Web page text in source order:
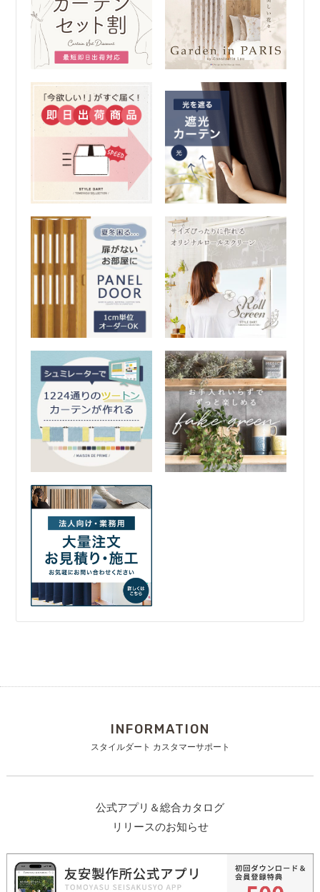
INFORMATION
スタイルダート カスタマーサポート
公式アプリ＆総合カタログ
リリースのお知らせ